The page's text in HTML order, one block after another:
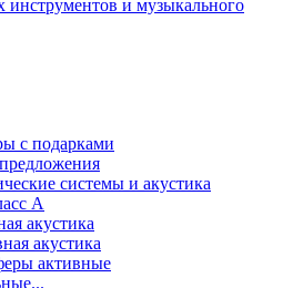
с подарками
системы и акустика
А
акустика
акустика
активные